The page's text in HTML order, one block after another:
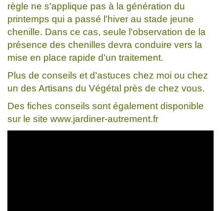
règle ne s'applique pas à la génération du
printemps qui a passé l'hiver au stade jeune
chenille. Dans ce cas, seule l'observation de la
présence des chenilles devra conduire vers la
mise en place rapide d'un traitement.
Plus de conseils et d'astuces chez moi ou chez
un des Artisans du Végétal près de chez vous.
Des fiches conseils sont également disponible
sur le site www.jardiner-autrement.fr